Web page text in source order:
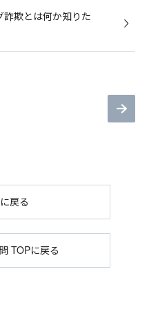
詐欺とは何か知りた
戻る
TOPに戻る